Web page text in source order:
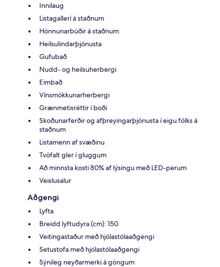
Innilaug
Listagallerí á staðnum
Hönnunarbúðir á staðnum
Heilsulindarþjónusta
Gufubað
Nudd- og heilsuherbergi
Eimbað
Vínsmökkunarherbergi
Grænmetisréttir í boði
Skoðunarferðir og afþreyingarþjónusta í eigu fólks á
staðnum
Listamenn af svæðinu
Tvöfalt gler í gluggum
Að minnsta kosti 80% af lýsingu með LED-perum
Veislusalur
Aðgengi
Lyfta
Breidd lyftudyra (cm): 150
Veitingastaður með hjólastólaaðgengi
Setustofa með hjólastólaaðgengi
Sýnileg neyðarmerki á göngum